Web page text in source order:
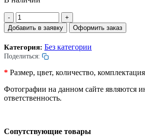
Количество
товара
Масло
индустриальное
И-50.
10л.
Добавить в заявку Оформить заказ
Категория: Без категории
Поделиться:
* Размер, цвет, количество,
Фотографии на данном сайте являются
ответственность.
Сопутствующие товары